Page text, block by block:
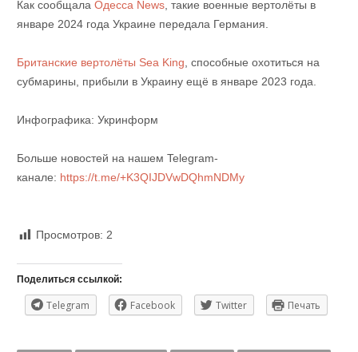
Как сообщала Одесса News, такие военные вертолёты в
январе 2024 года Украине передала Германия.
Британские вертолёты Sea King, способные охотиться на
субмарины, прибыли в Украину ещё в январе 2023 года.
Инфографика: Укринформ
Больше новостей на нашем Telegram-
канале: https://t.me/+K3QIJDVwDQhmNDMy
Просмотров: 2
Поделиться ссылкой:
Telegram Facebook Twitter Печать